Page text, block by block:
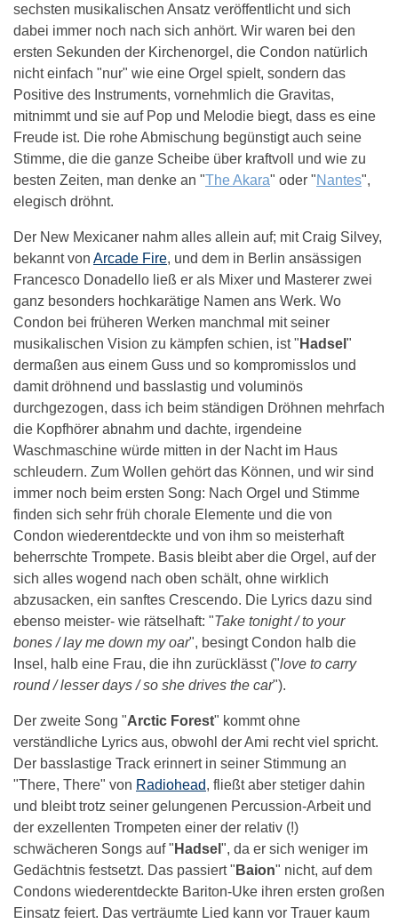
sechsten musikalischen Ansatz veröffentlicht und sich
dabei immer noch nach sich anhört. Wir waren bei den
ersten Sekunden der Kirchenorgel, die Condon natürlich
nicht einfach "nur" wie eine Orgel spielt, sondern das
Positive des Instruments, vornehmlich die Gravitas,
mitnimmt und sie auf Pop und Melodie biegt, dass es eine
Freude ist. Die rohe Abmischung begünstigt auch seine
Stimme, die die ganze Scheibe über kraftvoll und wie zu
besten Zeiten, man denke an "The Akara" oder "Nantes",
elegisch dröhnt.
Der New Mexicaner nahm alles allein auf; mit Craig Silvey,
bekannt von Arcade Fire, und dem in Berlin ansässigen
Francesco Donadello ließ er als Mixer und Masterer zwei
ganz besonders hochkarätige Namen ans Werk. Wo
Condon bei früheren Werken manchmal mit seiner
musikalischen Vision zu kämpfen schien, ist " Hadsel "
dermaßen aus einem Guss und so kompromisslos und
damit dröhnend und basslastig und voluminös
durchgezogen, dass ich beim ständigen Dröhnen mehrfach
die Kopfhörer abnahm und dachte, irgendeine
Waschmaschine würde mitten in der Nacht im Haus
schleudern. Zum Wollen gehört das Können, und wir sind
immer noch beim ersten Song: Nach Orgel und Stimme
finden sich sehr früh chorale Elemente und die von
Condon wiederentdeckte und von ihm so meisterhaft
beherrschte Trompete. Basis bleibt aber die Orgel, auf der
sich alles wogend nach oben schält, ohne wirklich
abzusacken, ein sanftes Crescendo. Die Lyrics dazu sind
ebenso meister- wie rätselhaft: "Take tonight / to your
bones / lay me down my oar", besingt Condon halb die
Insel, halb eine Frau, die ihn zurücklässt ("love to carry
round / lesser days / so she drives the car").
Der zweite Song "Arctic Forest" kommt ohne
verständliche Lyrics aus, obwohl der Ami recht viel spricht.
Der basslastige Track erinnert in seiner Stimmung an
"There, There" von Radiohead, fließt aber stetiger dahin
und bleibt trotz seiner gelungenen Percussion-Arbeit und
der exzellenten Trompeten einer der relativ (!)
schwächeren Songs auf " Hadsel ", da er sich weniger im
Gedächtnis festsetzt. Das passiert " Baion" nicht, auf dem
Condons wiederentdeckte Bariton-Uke ihren ersten großen
Einsatz feiert. Das verträumte Lied kann vor Trauer kaum